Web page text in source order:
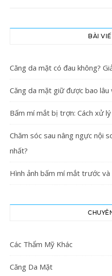
BÀI
Căng da mặt có đau không?
Căng da mặt giữ được bao
Bấm mí mắt bị trợn: Cách xử
Chăm sóc sau nâng ngực nội
nhất?
Hình ảnh bấm mí mắt trước
Các Thẩm Mỹ Khác
Căng Da Mặt